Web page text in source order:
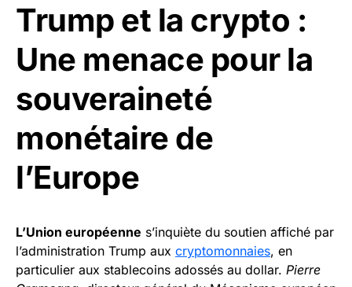
Trump et la crypto :
Une menace pour la
souveraineté
monétaire de
l’Europe
L’Union européenne s’inquiète du soutien affiché par
l’administration Trump aux cryptomonnaies, en
particulier aux stablecoins adossés au dollar. Pierre